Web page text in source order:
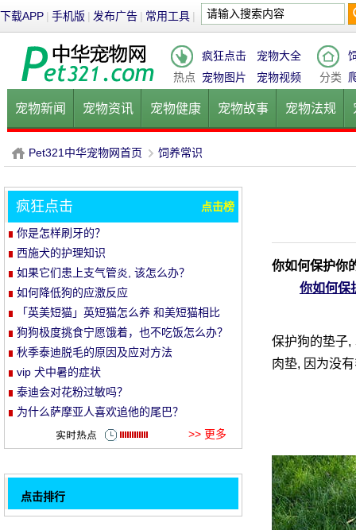
下载APP | 手机版 | 发布广告 | 常用工具 |
热点
疯狂点击
宠物大全
宠物图片
宠物视频 分类
宠物新闻 宠物资讯 宠物健康 宠物故事 宠物法规
健康饮食 宠物美容 宠物医院
P
et
Pet321中华宠物网首页
›
饲养常识
你如何保护你
你如何保
保护狗的垫子,
肉垫, 因为没
疯狂点击 点击榜
你是怎样刷牙的？
西施犬的护理知识
如果它们患上支气管炎, 该怎么办？
如何降低狗的应激反应
「英美短猫」英短猫怎么养 和美短猫相比
养哪种比较好呢
狗狗极度挑食宁愿饿着，也不吃饭怎么办？
教你五招轻松解决！
秋季泰迪脱毛的原因及应对方法
vip 犬中暑的症状
泰迪会对花粉过敏吗？
为什么萨摩亚人喜欢追他的尾巴？
>> 更多
点击排行